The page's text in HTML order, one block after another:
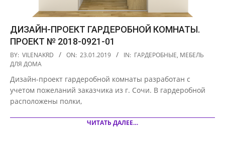
ДИЗАЙН-ПРОЕКТ ГАРДЕРОБНОЙ КОМНАТЫ.
ПРОЕКТ № 2018-0921-01
2019-
01-
23
BY: VILENAKRD ON: 23.01.2019 IN: ГАРДЕРОБНЫЕ, МЕБЕЛЬ
ДЛЯ ДОМА
Дизайн-проект гардеробной комнаты разработан с
учетом пожеланий заказчика из г. Сочи. В гардеробной
расположены полки,
ЧИТАТЬ ДАЛЕЕ…